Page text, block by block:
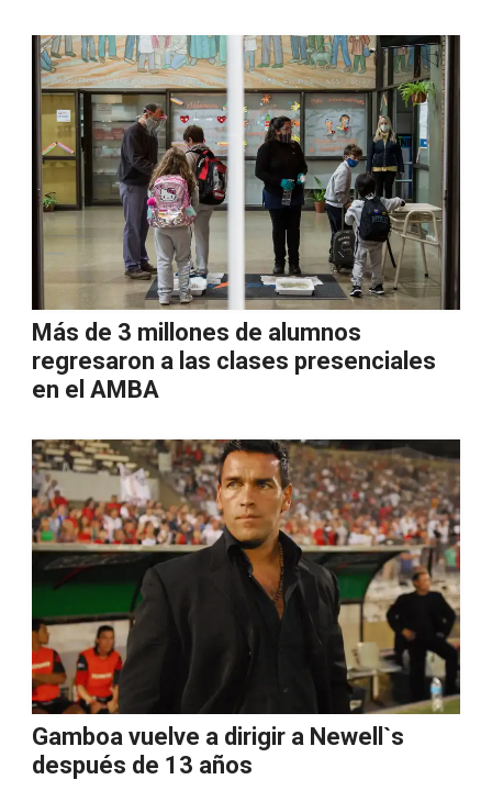
Más de 3 millones de alumnos
regresaron a las clases presenciales
en el AMBA
Gamboa vuelve a dirigir a Newell`s
después de 13 años